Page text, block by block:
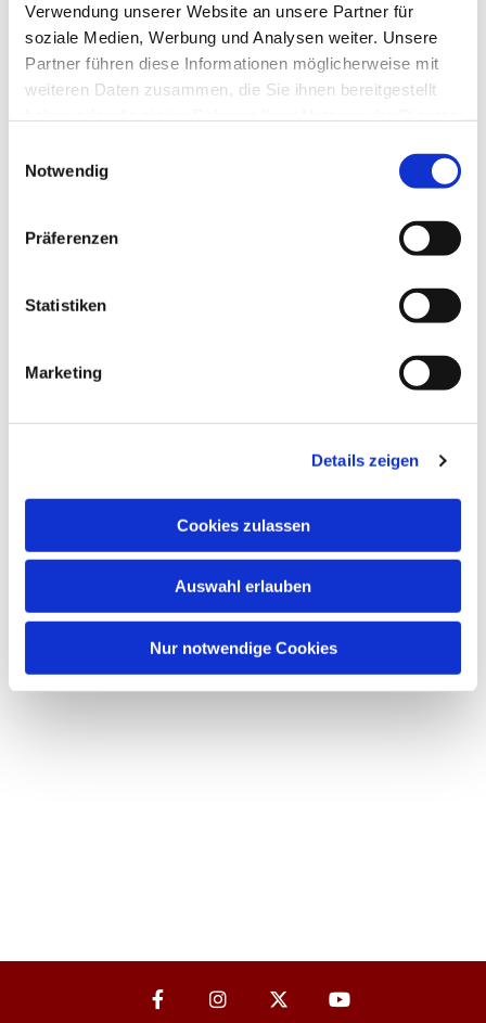
Verwendung unserer Website an unsere Partner für
soziale Medien, Werbung und Analysen weiter. Unsere
Partner führen diese Informationen möglicherweise mit
weiteren Daten zusammen, die Sie ihnen bereitgestellt
Notwendig
Präferenzen
Statistiken
Marketing
Details zeigen
Cookies zulassen
Auswahl erlauben
Nur notwendige Cookies